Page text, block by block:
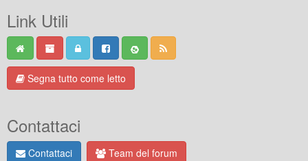
Link Utili
Segna tutto come letto
Contattaci
Contattaci Team del forum